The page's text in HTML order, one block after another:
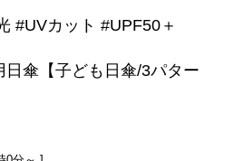
#UVカット #UPF50＋
傘【子ども日傘/3パター